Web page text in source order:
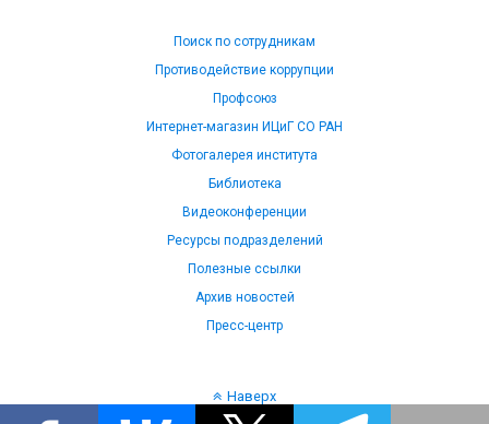
Поиск по сотрудникам
Противодействие коррупции
Профсоюз
Интернет-магазин ИЦиГ СО РАН
Фотогалерея института
Библиотека
Видеоконференции
Ресурсы подразделений
Полезные ссылки
Архив новостей
Пресс-центр
Наверх